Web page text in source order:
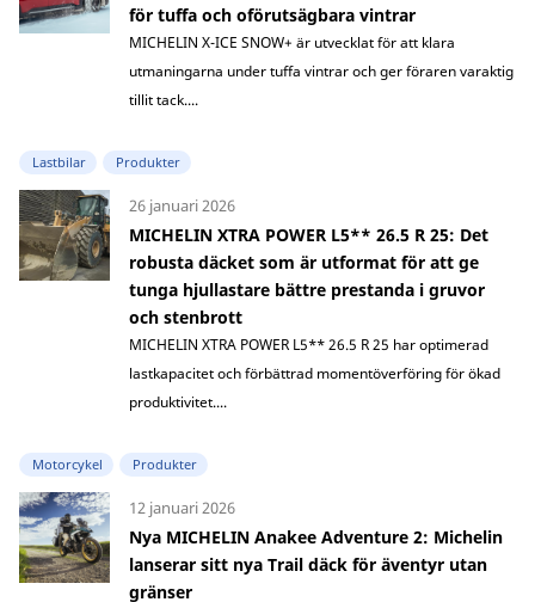
för tuffa och oförutsägbara vintrar
MICHELIN X-ICE SNOW+ är utvecklat för att klara
utmaningarna under tuffa vintrar och ger föraren varaktig
tillit tack....
Lastbilar Produkter
26 januari 2026
MICHELIN XTRA POWER L5** 26.5 R 25: Det
robusta däcket som är utformat för att ge
tunga hjullastare bättre prestanda i gruvor
och stenbrott
MICHELIN XTRA POWER L5** 26.5 R 25 har optimerad
lastkapacitet och förbättrad momentöverföring för ökad
produktivitet....
Motorcykel Produkter
12 januari 2026
Nya MICHELIN Anakee Adventure 2: Michelin
lanserar sitt nya Trail däck för äventyr utan
gränser